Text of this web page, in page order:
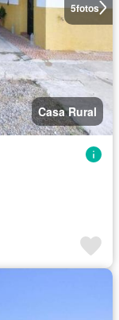
5fotos
Casa Rural